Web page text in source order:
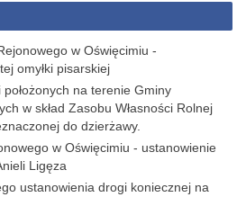
w Oświęcimiu -
omyłki pisarskiej
na terenie Gminy
w skład Zasobu Własności Rolnej
do dzierżawy.
w Oświęcimiu - ustanowienie
Ligęza
ustanowienia drogi koniecznej na